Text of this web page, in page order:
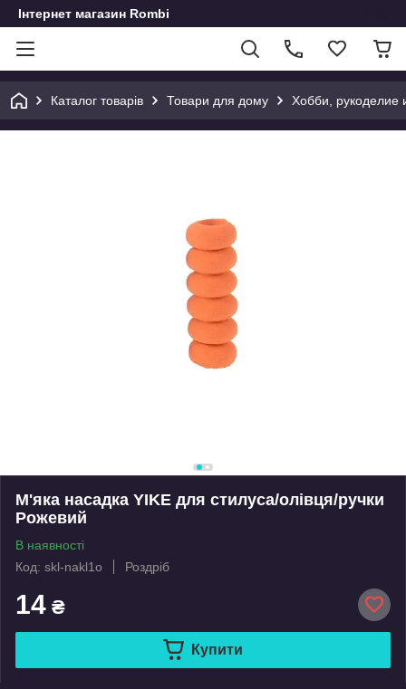
Інтернет магазин Rombi
Каталог товарів Товари для дому Хобби, рукоделие
М'яка насадка YIKE для стилуса/олівця/ручки
Рожевий
В наявності
Код: skl-nakl1o
Роздріб
14 ₴
Купити